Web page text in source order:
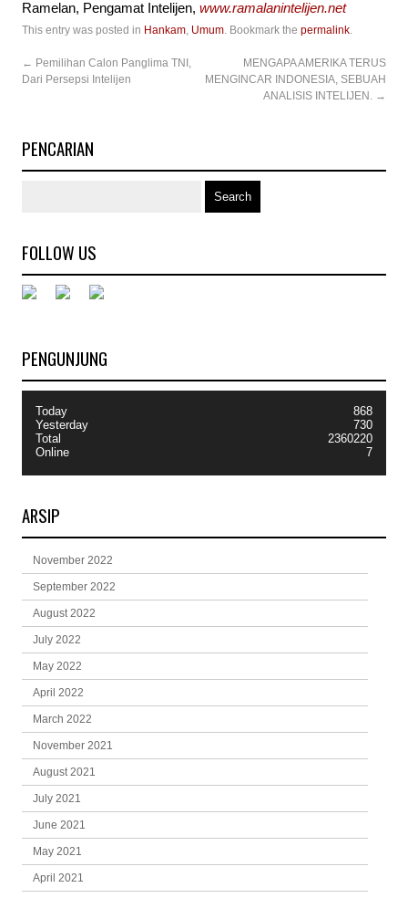
Ramelan, Pengamat Intelijen, www.ramalanintelijen.net
This entry was posted in Hankam, Umum. Bookmark the permalink.
← Pemilihan Calon Panglima TNI,
Dari Persepsi Intelijen
MENGAPA AMERIKA TERUS
MENGINCAR INDONESIA, SEBUAH
ANALISIS INTELIJEN. →
PENCARIAN
FOLLOW US
PENGUNJUNG
Today
Yesterday
Total
Online
868
730
2360220
7
ARSIP
November 2022
September 2022
August 2022
July 2022
May 2022
April 2022
March 2022
November 2021
August 2021
July 2021
June 2021
May 2021
April 2021